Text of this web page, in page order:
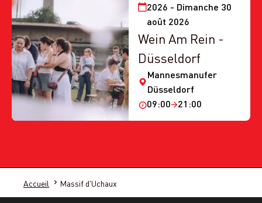
2026 - Dimanche 30
août 2026
Wein Am Rein -
Düsseldorf
Mannesmanufer
Düsseldorf
09:00
21:00
Accueil Massif d'Uchaux